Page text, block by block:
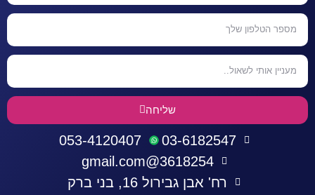
שליחה
03-6182547
053-4120407
3618254@gmail.com
רח' אבן גבירול 16, בני ברק